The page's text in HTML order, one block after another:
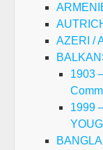
AZERI /
1903
1999